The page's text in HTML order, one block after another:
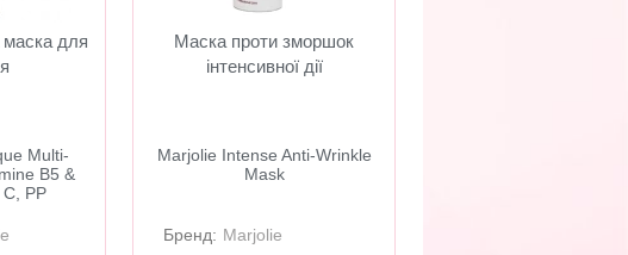
маска для
Multi-
B5 &
PP
Маска проти зморшок
інтенсивної дії
Marjolie Intense Anti-Wrinkle
Mask
Бренд: Marjolie